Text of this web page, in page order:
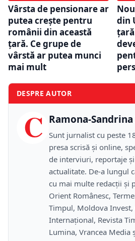
Vârsta de pensionare ar
putea crește pentru
românii din această
țară. Ce grupe de
vârstă ar putea munci
mai mult
din
DESPRE AUTOR
C Ramona-
Sunt jurnalist cu peste
presa scrisă și online,
de interviuri, reportaje
actualitate. De-a lungul
cu mai multe redacții și
Orient Românesc,
Timpul, Moldova Invest,
Internațional, Revista
Lumina, Vrancea Media